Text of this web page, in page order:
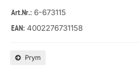
Art.Nr.: 6-673115
EAN: 4002276731158
Prym